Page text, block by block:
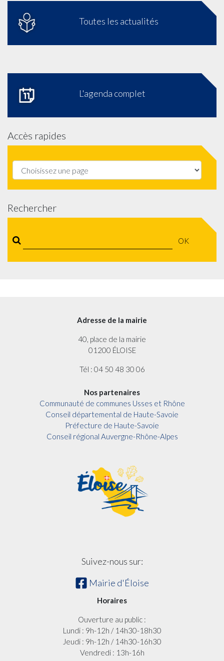
Toutes les actualités
L'agenda complet
Accès rapides
Rechercher
OK
Adresse de la mairie
40, place de la mairie
01200 ÉLOISE
Tél : 04 50 48 30 06
Nos partenaires
Communauté de communes Usses et Rhône
Conseil départemental de Haute-Savoie
Préfecture de Haute-Savoie
Conseil régional Auvergne-Rhône-Alpes
Suivez-nous sur:
Mairie d'Éloise
Horaires
Ouverture au public :
Lundi : 9h-12h / 14h30-18h30
Jeudi : 9h-12h / 14h30-16h30
Vendredi : 13h-16h